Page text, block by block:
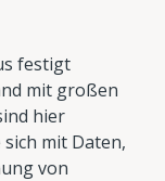
festigt
mit großen
hier
mit Daten,
von